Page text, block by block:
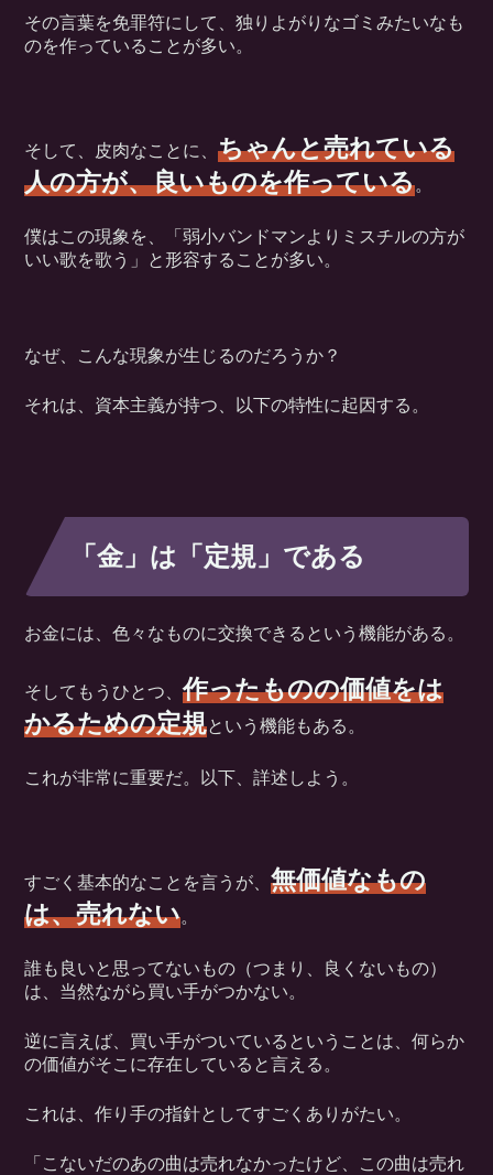
その言葉を免罪符にして、独りよがりなゴミみたいなも
のを作っていることが多い。
そして、皮肉なことに、ちゃんと売れている
人の方が、良いものを作っている。
僕はこの現象を、「弱小バンドマンよりミスチルの方が
いい歌を歌う」と形容することが多い。
なぜ、こんな現象が生じるのだろうか？
それは、資本主義が持つ、以下の特性に起因する。
「金」は「定規」である
お金には、色々なものに交換できるという機能がある。
そしてもうひとつ、作ったものの価値をは
かるための定規という機能もある。
これが非常に重要だ。以下、詳述しよう。
すごく基本的なことを言うが、無価値なもの
は、売れない。
誰も良いと思ってないもの（つまり、良くないもの）
は、当然ながら買い手がつかない。
逆に言えば、買い手がついているということは、何らか
の価値がそこに存在していると言える。
これは、作り手の指針としてすごくありがたい。
「こないだのあの曲は売れなかったけど、この曲は売れ